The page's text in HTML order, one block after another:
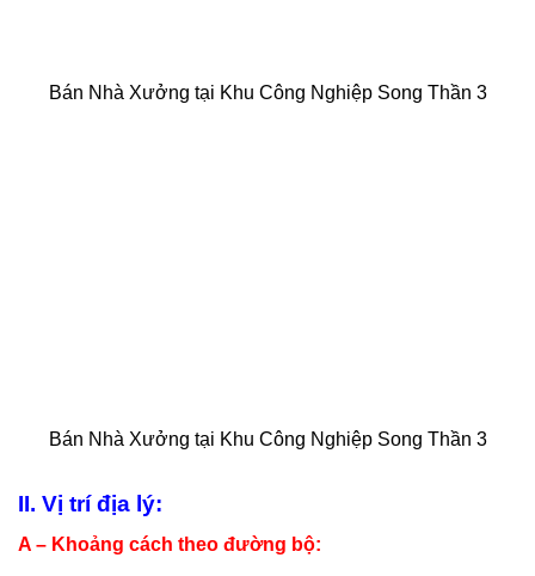
Bán Nhà Xưởng tại Khu Công Nghiệp Song Thần 3
Bán Nhà Xưởng tại Khu Công Nghiệp Song Thần 3
II. Vị trí địa lý:
A – Khoảng cách theo đường bộ: